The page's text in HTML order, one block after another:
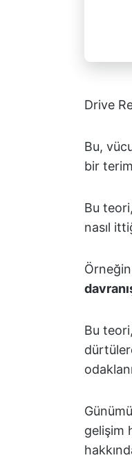
Drive
Bu,
bir
Bu
nasıl
Bu
gelişim